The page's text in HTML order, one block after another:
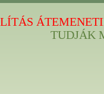
TUDJÁK